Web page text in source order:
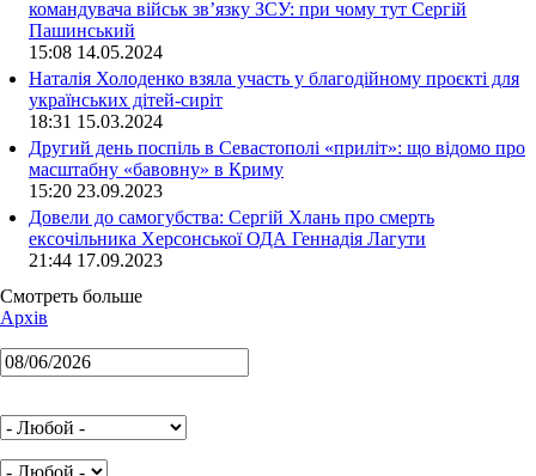
командувача військ зв’язку ЗСУ: при чому тут Сергій
Пашинський
15:08 14.05.2024
Наталія Холоденко взяла участь у благодійному проєкті для
українських дітей-сиріт
18:31 15.03.2024
Другий день поспіль в Севастополі «приліт»: що відомо про
масштабну «бавовну» в Криму
15:20 23.09.2023
Довели до самогубства: Сергій Хлань про смерть
ексочільника Херсонської ОДА Геннадія Лагути
21:44 17.09.2023
Смотреть больше
Архів